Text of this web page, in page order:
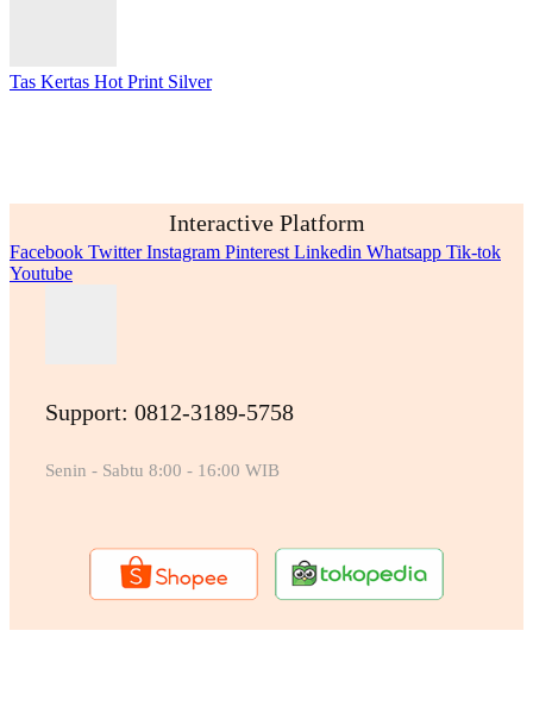
Tas Kertas Hot Print Silver
Interactive Platform
Facebook Twitter Instagram Pinterest Linkedin Whatsapp Tik-tok
Youtube
Support: 0812-3189-5758
Senin - Sabtu 8:00 - 16:00 WIB